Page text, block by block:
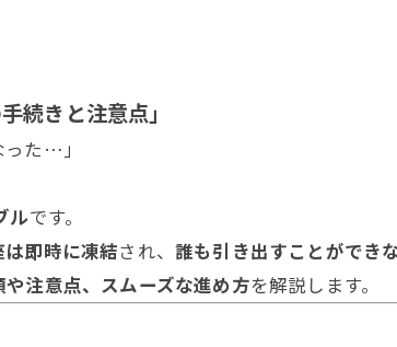
続きと注意点」
た…」
ルです。
は即時に凍結され、誰も引き出すことができ
注意点、スムーズな進め方を解説します。